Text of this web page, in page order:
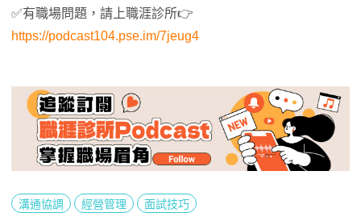
✅有職場問題，請上職涯診所👉
https://podcast104.pse.im/7jeug4
溝通協調 經營管理 面試技巧